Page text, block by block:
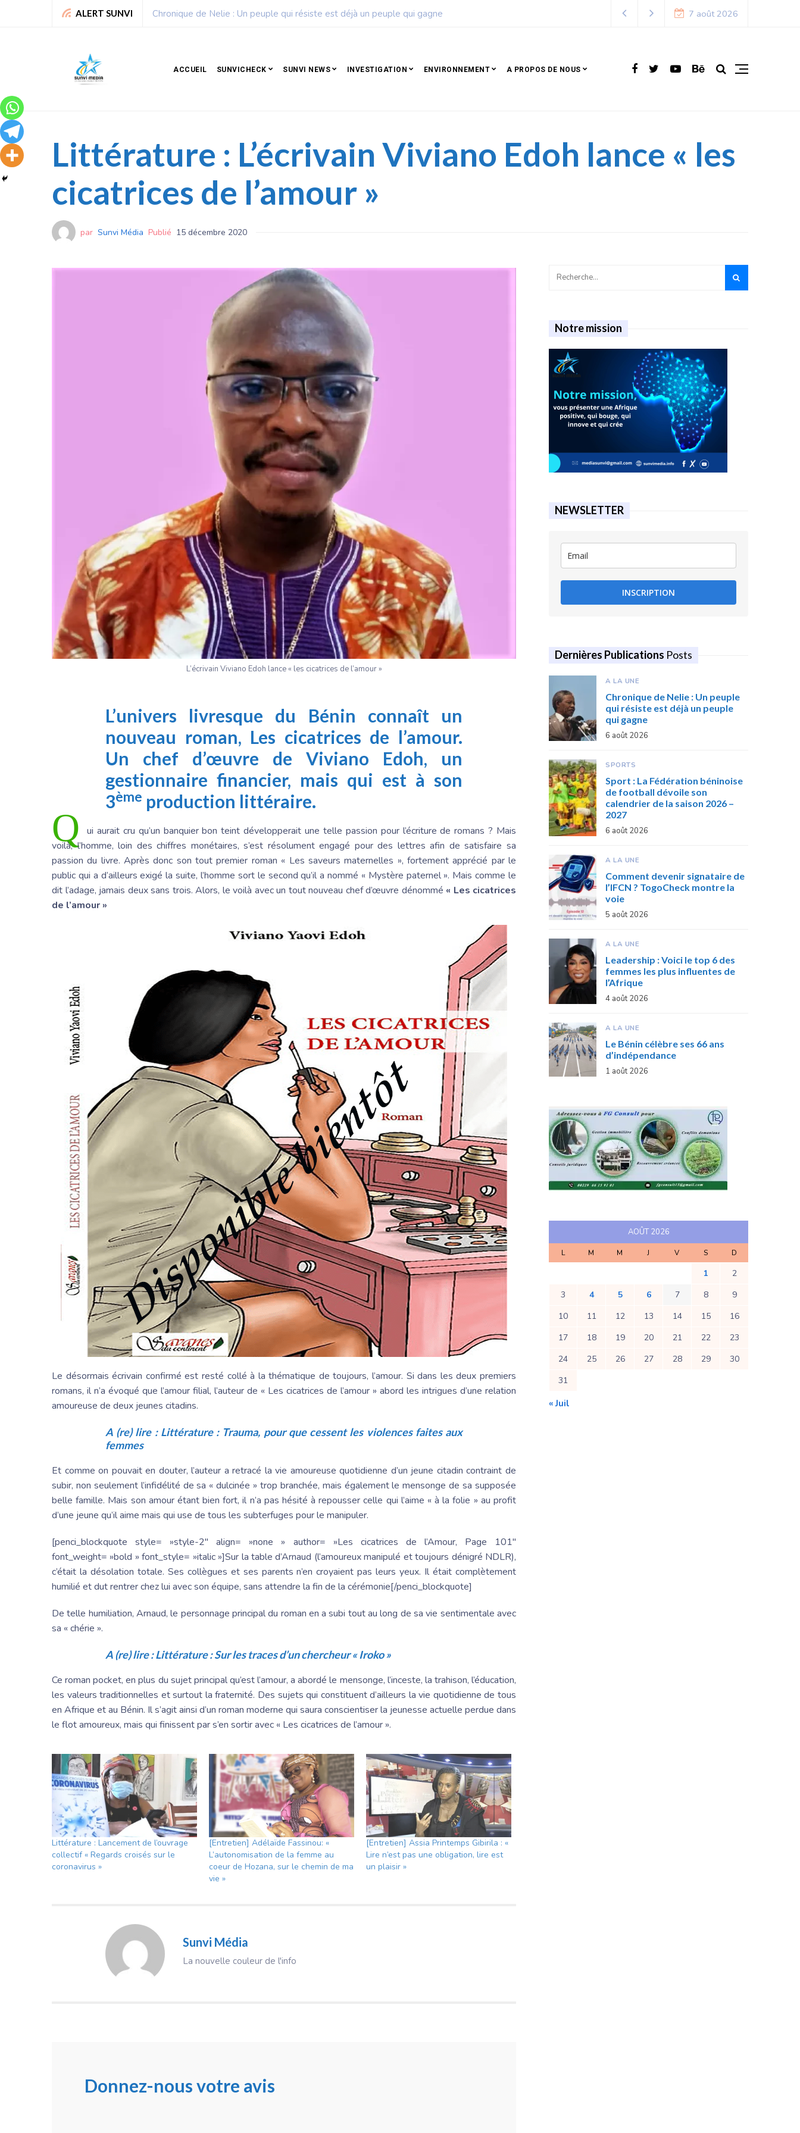
ALERT SUNVI Sport : La Fédération béninoise de football dévoile son calendrier de la saison 2026 – 2027 7 août 2026
ACCUEIL SUNVICHECK SUNVI NEWS INVESTIGATION ENVIRONNEMENT A PROPOS DE NOUS
Littérature : L’écrivain Viviano Edoh lance « les
cicatrices de l’amour »
par Sunvi Média Publié 15 décembre 2020
L’écrivain Viviano Edoh lance « les cicatrices de l’amour »
L’univers livresque du Bénin connaît un
nouveau roman, Les cicatrices de l’amour.
Un chef d’œuvre de Viviano Edoh, un
gestionnaire financier, mais qui est à son
3ème production littéraire.
Q
ui aurait cru qu’un banquier bon teint développerait une telle passion pour l’écriture de romans ? Mais
voilà, l’homme, loin des chiffres monétaires, s’est résolument engagé pour des lettres afin de satisfaire sa
passion du livre. Après donc son tout premier roman « Les saveurs maternelles », fortement apprécié par le
public qui a d’ailleurs exigé la suite, l’homme sort le second qu’il a nommé « Mystère paternel ». Mais comme le
dit l’adage, jamais deux sans trois. Alors, le voilà avec un tout nouveau chef d’œuvre dénommé « Les cicatrices
de l’amour »
Le désormais écrivain confirmé est resté collé à la thématique de toujours, l’amour. Si dans les deux premiers
romans, il n’a évoqué que l’amour filial, l’auteur de « Les cicatrices de l’amour » abord les intrigues d’une relation
amoureuse de deux jeunes citadins.
A (re) lire : Littérature : Trauma, pour que cessent les violences faites aux
femmes
Et comme on pouvait en douter, l’auteur a retracé la vie amoureuse quotidienne d’un jeune citadin contraint de
subir, non seulement l’infidélité de sa « dulcinée » trop branchée, mais également le mensonge de sa supposée
belle famille. Mais son amour étant bien fort, il n’a pas hésité à repousser celle qui l’aime « à la folie » au profit
d’une jeune qu’il aime mais qui use de tous les subterfuges pour le manipuler.
[penci_blockquote style= »style-2″ align= »none » author= »Les cicatrices de l’Amour, Page 101″
font_weight= »bold » font_style= »italic »]Sur la table d’Arnaud (l’amoureux manipulé et toujours dénigré NDLR),
c’était la désolation totale. Ses collègues et ses parents n’en croyaient pas leurs yeux. Il était complètement
humilié et dut rentrer chez lui avec son équipe, sans attendre la fin de la cérémonie[/penci_blockquote]
De telle humiliation, Arnaud, le personnage principal du roman en a subi tout au long de sa vie sentimentale avec
sa « chérie ».
A (re) lire :Littérature : Sur les traces d’un chercheur « Iroko »
Ce roman pocket, en plus du sujet principal qu’est l’amour, a abordé le mensonge, l’inceste, la trahison, l’éducation,
les valeurs traditionnelles et surtout la fraternité. Des sujets qui constituent d’ailleurs la vie quotidienne de tous
en Afrique et au Bénin. Il s’agit ainsi d’un roman moderne qui saura conscientiser la jeunesse actuelle perdue dans
le flot amoureux, mais qui finissent par s’en sortir avec « Les cicatrices de l’amour ».
Littérature : Lancement de l’ouvrage
collectif « Regards croisés sur le
coronavirus »
[Entretien] Adélaïde Fassinou: «
L’autonomisation de la femme au
coeur de Hozana, sur le chemin de ma
vie »
[Entretien] Assia Printemps Gibirila : «
Lire n’est pas une obligation, lire est
un plaisir »
Sunvi Média
La nouvelle couleur de l'info
Donnez-nous votre avis
Notre mission
NEWSLETTER
INSCRIPTION
Dernières Publications Posts
A LA UNE
Chronique de Nelie : Un peuple
qui résiste est déjà un peuple
qui gagne
6 août 2026
SPORTS
Sport : La Fédération béninoise
de football dévoile son
calendrier de la saison 2026 –
2027
6 août 2026
A LA UNE
Comment devenir signataire de
l’IFCN ? TogoCheck montre la
voie
5 août 2026
A LA UNE
Leadership : Voici le top 6 des
femmes les plus influentes de
l’Afrique
4 août 2026
A LA UNE
Le Bénin célèbre ses 66 ans
d’indépendance
1 août 2026
AOÛT 2026
L M M J V S D
1
2
3
4 5 6 7 8
9
10
11 12 13 14 15
16
17
18 19 20 21 22
23
24
25 26 27 28 29
30
31
« Juil